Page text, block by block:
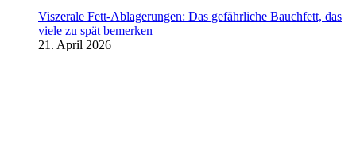
Viszerale Fett-Ablagerungen: Das gefährliche Bauchfett, das
viele zu spät bemerken
21. April 2026